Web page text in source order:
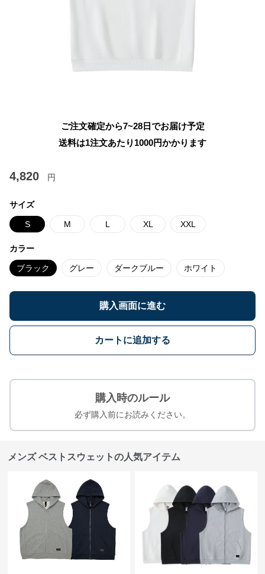
ご注文確定から7~28日でお届け予定
送料は1注文あたり 1000円かかります
4,820 円
サイズ
S M L XL XXL
カラー
ブラック グレー ダークブルー ホワイト
購入画面に進む
カートに追加する
購入時のルール
必ず購入前にお読みください。
メンズ ベストスウェットの人気アイテム